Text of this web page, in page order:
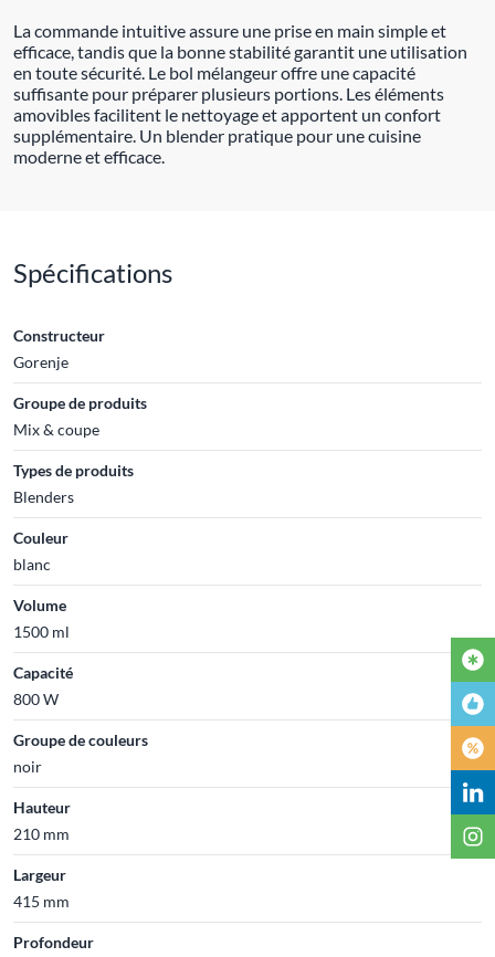
La commande intuitive assure une prise en main simple et
efficace, tandis que la bonne stabilité garantit une utilisation
en toute sécurité. Le bol mélangeur offre une capacité
suffisante pour préparer plusieurs portions. Les éléments
amovibles facilitent le nettoyage et apportent un confort
supplémentaire. Un blender pratique pour une cuisine
moderne et efficace.
Spécifications
Constructeur
Gorenje
Groupe de produits
Mix & coupe
Types de produits
Blenders
Couleur
blanc
Volume
1500 ml
Capacité
800 W
Groupe de couleurs
noir
Hauteur
210 mm
Largeur
415 mm
Profondeur